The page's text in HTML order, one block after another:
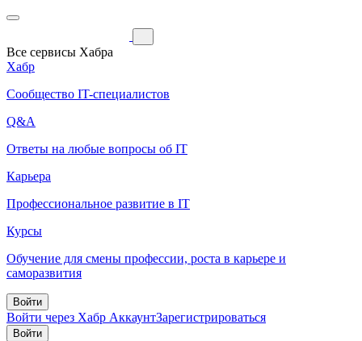
Все сервисы Хабра
Хабр
Сообщество IT-специалистов
Q&A
Ответы на любые вопросы об IT
Карьера
Профессиональное развитие в IT
Курсы
Обучение для смены профессии, роста в карьере и
саморазвития
Войти
Войти через Хабр АккаунтЗарегистрироваться
Войти